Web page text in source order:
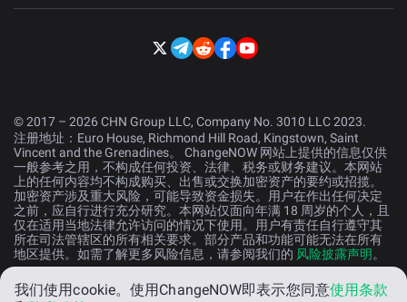
© 2017 – 2026 CHN Group LLC, Company No. 3010 LLC 2023.
注册地址：Euro House, Richmond Hill Road, Kingstown, Saint
Vincent and the Grenadines。 ChangeNOW 网站上提供的信息仅供
一般参考之用，不构成任何投资、法律、税务或财务建议。本网站
上的任何内容均不构成购买、出售或交换加密资产的要约或招揽。
加密资产涉及重大风险，可能导致资金损失。用户在作出任何决定
之前，应自行进行充分研究。本网站仅面向年满 18 周岁的个人，且
仅在适用当地法律允许访问的情况下使用。用户有责任自行遵守其
所在司法管辖区的所有相关要求。部分产品和功能可能无法在所有
地区提供。如需了解更多风险信息，请参阅我们的 风险披露声明。
中文 (中国）
我们使用cookie。使用ChangeNOW即表示您同意使用条款